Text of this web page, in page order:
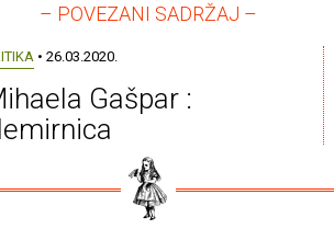
– POVEZANI SADRŽAJ –
• 26.03.2020.
Gašpar :